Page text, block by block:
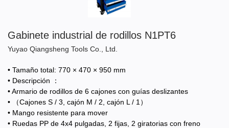
Gabinete industrial de rodillos N1PT6
Yuyao Qiangsheng Tools Co., Ltd.
• Tamaño total: 770 × 470 × 950 mm
• Descripción ：
• Armario de rodillos de 6 cajones con guías deslizantes
• （Cajones S / 3, cajón M / 2, cajón L / 1）
• Mango resistente para mover
• Ruedas PP de 4x4 pulgadas, 2 fijas, 2 giratorias con freno